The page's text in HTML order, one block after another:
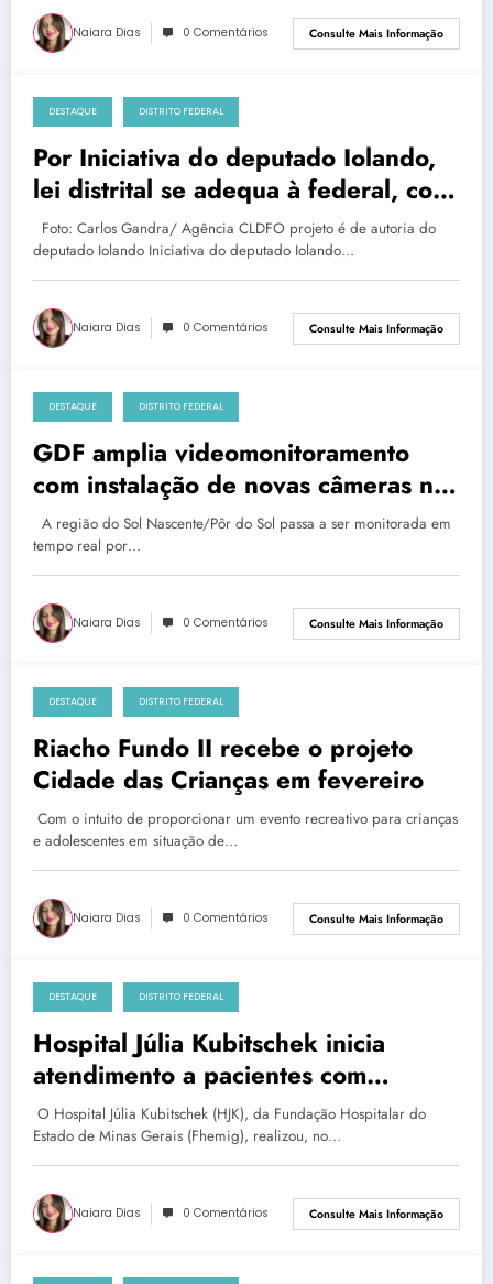
Naiara Dias 0 Comentários Consulte Mais Informação
sexta-feira, 10 de janeiro de 2025
DESTAQUE DISTRITO FEDERAL
Por Iniciativa do deputado Iolando,
lei distrital se adequa à federal, com
um PL que concede benefícios
fiscais a pessoas com deficiência
Foto: Carlos Gandra/ Agência CLDFO projeto é de autoria do
deputado Iolando Iniciativa do deputado Iolando…
Naiara Dias 0 Comentários Consulte Mais Informação
quinta-feira, 9 de janeiro de 2025
DESTAQUE DISTRITO FEDERAL
GDF amplia videomonitoramento
com instalação de novas câmeras no
Sol Nascente/Pôr do Sol
A região do Sol Nascente/Pôr do Sol passa a ser monitorada em
tempo real por…
Naiara Dias 0 Comentários Consulte Mais Informação
quinta-feira, 9 de janeiro de 2025
DESTAQUE DISTRITO FEDERAL
Riacho Fundo II recebe o projeto
Cidade das Crianças em fevereiro
Com o intuito de proporcionar um evento recreativo para crianças
e adolescentes em situação de…
Naiara Dias 0 Comentários Consulte Mais Informação
terça-feira, 7 de janeiro de 2025
DESTAQUE DISTRITO FEDERAL
Hospital Júlia Kubitschek inicia
atendimento a pacientes com
queimaduras
O Hospital Júlia Kubitschek (HJK), da Fundação Hospitalar do
Estado de Minas Gerais (Fhemig), realizou, no…
Naiara Dias 0 Comentários Consulte Mais Informação